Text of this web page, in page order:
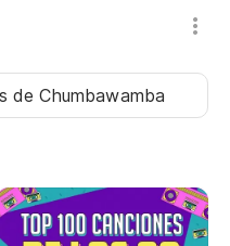
de Chumbawamba